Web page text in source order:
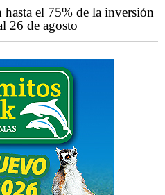
el 75% de la inversión
26 de agosto